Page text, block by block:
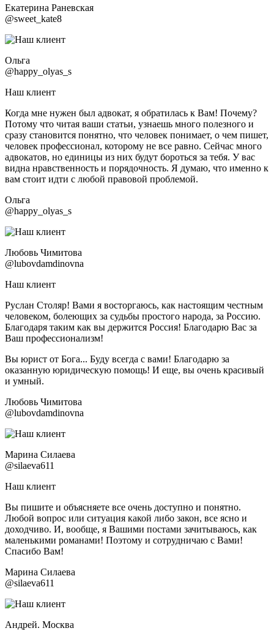
Екатерина Раневская
@sweet_kate8
Ольга
@happy_olyas_s
Наш клиент
Когда мне нужен был адвокат, я обратилась к Вам! Почему?
Потому что читая ваши статьи, узнаешь много полезного и
сразу становится понятно, что человек понимает, о чем пишет,
человек профессионал, которому не все равно. Сейчас много
адвокатов, но единицы из них будут бороться за тебя. У вас
видна нравственность и порядочность. Я думаю, что именно к
вам стоит идти с любой правовой проблемой.
Ольга
@happy_olyas_s
Любовь Чимитова
@lubovdamdinovna
Наш клиент
Руслан Столяр! Вами я восторгаюсь, как настоящим честным
человеком, болеющих за судьбы простого народа, за Россию.
Благодаря таким как вы держится Россия! Благодарю Вас за
Ваш профессионализм!
Вы юрист от Бога... Буду всегда с вами! Благодарю за
оказанную юридическую помощь! И еще, вы очень красивый
и умный.
Любовь Чимитова
@lubovdamdinovna
Марина Силаева
@silaeva611
Наш клиент
Вы пишите и объясняете все очень доступно и понятно.
Любой вопрос или ситуация какой либо закон, все ясно и
доходчиво. И, вообще, я Вашими постами зачитываюсь, как
маленькими романами! Поэтому и сотрудничаю с Вами!
Спасибо Вам!
Марина Силаева
@silaeva611
Андрей. Москва